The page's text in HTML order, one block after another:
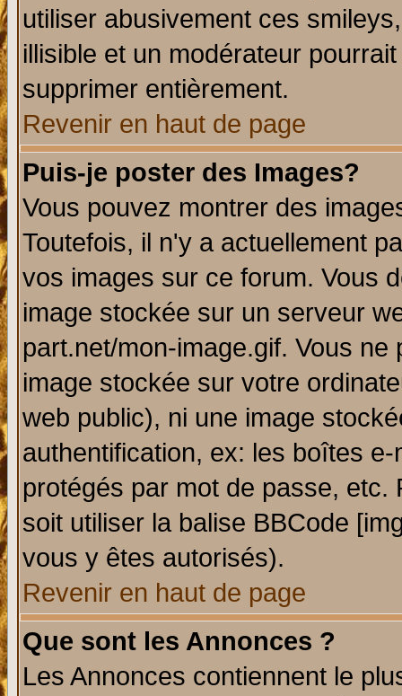
utiliser abusivement ces
illisible et un modérateur
supprimer entièrement.
Revenir en haut de page
Puis-je poster des Images?
Vous pouvez montrer des
Toutefois, il n'y a actuellement
vos images sur ce forum. Vous
image stockée sur un serveur
part.net/mon-image.gif. Vous
image stockée sur votre
web public), ni une image
authentification, ex: les boîtes
protégés par mot de passe,
soit utiliser la balise BBCode
vous y êtes autorisés).
Revenir en haut de page
Que sont les Annonces ?
Les Annonces contiennent le